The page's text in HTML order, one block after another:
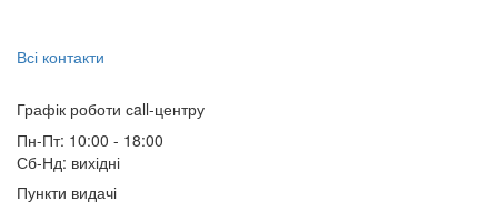
Всі контакти
Графік роботи сall-центру
Пн-Пт: 10:00 - 18:00
Сб-Нд: вихідні
Пункти видачі